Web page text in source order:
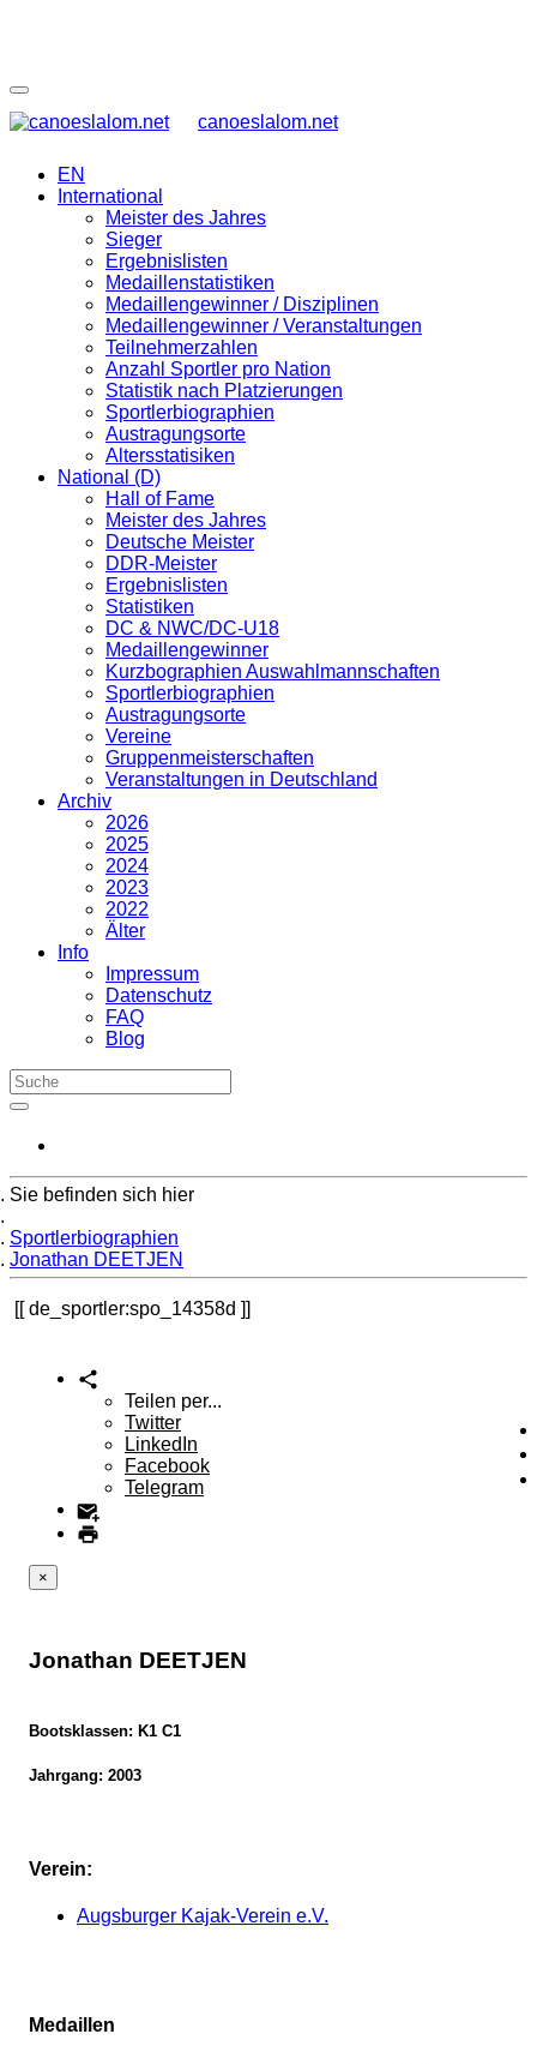
canoeslalom.net
EN
International
Meister des Jahres
Sieger
Ergebnislisten
Medaillenstatistiken
Medaillengewinner / Disziplinen
Medaillengewinner / Veranstaltungen
Teilnehmerzahlen
Anzahl Sportler pro Nation
Statistik nach Platzierungen
Sportlerbiographien
Austragungsorte
Altersstatisiken
National (D)
Hall of Fame
Meister des Jahres
Deutsche Meister
DDR-Meister
Ergebnislisten
Statistiken
DC & NWC/DC-U18
Medaillengewinner
Kurzbographien Auswahlmannschaften
Sportlerbiographien
Austragungsorte
Vereine
Gruppenmeisterschaften
Veranstaltungen in Deutschland
Archiv
2026
2025
2024
2023
2022
Älter
Info
Impressum
Datenschutz
FAQ
Blog
Sie befinden sich hier
Sportlerbiographien
Jonathan DEETJEN
de_sportler:spo_14358d
Teilen per...
Twitter
LinkedIn
Facebook
Telegram
×
Jonathan DEETJEN
Bootsklassen: K1 C1
Jahrgang: 2003
Verein:
Augsburger Kajak-Verein e.V.
Medaillen